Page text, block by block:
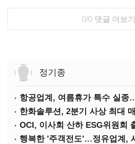
0/0 댓글 더보기
정기종
항공업계, 여름휴가 특수 실종
한화솔루션, 2분기 사상 최대
OCI, 이사회 산하 ESG위원회
행복한 '주객전도'…정유업계,